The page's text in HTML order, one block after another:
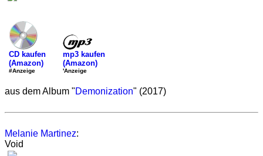
CD kaufen
(Amazon)
#Anzeige
mp3 kaufen
(Amazon)
'Anzeige
aus dem Album "Demonization" (2017)
Melanie Martinez:
Void